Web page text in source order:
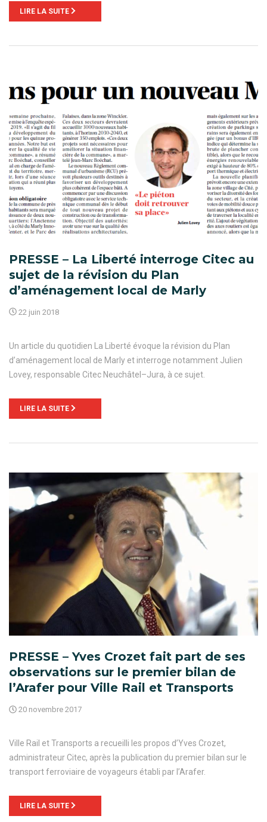
LIRE LA SUITE
PRESSE – La Liberté interroge Citec au
sujet de la révision du Plan
d’aménagement local de Marly
22 juin 2018
Un article du quotidien La Liberté évoque la révision du Plan
d’aménagement local de Marly et interroge notamment Julien
Lovey, responsable Citec Neuchâtel–Jura, à ce sujet.
LIRE LA SUITE
PRESSE – Yves Crozet fait part de ses
observations sur le premier bilan de
l’Arafer pour Ville Rail et Transports
20 novembre 2017
Ville Rail et Transports a recueilli les propos d’Yves Crozet,
administrateur Citec, après la publication du premier bilan sur le
transport ferroviaire de voyageurs établi par l’Arafer.
LIRE LA SUITE